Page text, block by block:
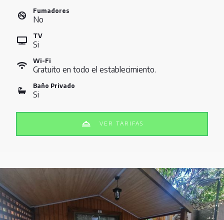
Fumadores
No
TV
Si
Wi-Fi
Gratuito en todo el establecimiento.
Baño Privado
Si
VER TARIFAS